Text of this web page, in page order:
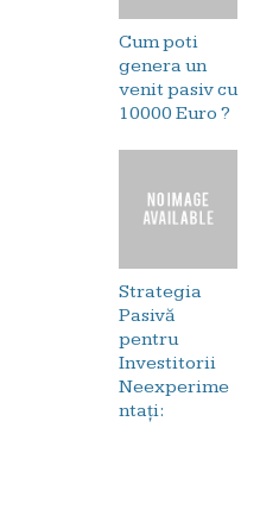
Cum poti
genera un
venit pasiv cu
10000 Euro ?
Strategia
Pasivă
pentru
Investitorii
Neexperime
ntați: